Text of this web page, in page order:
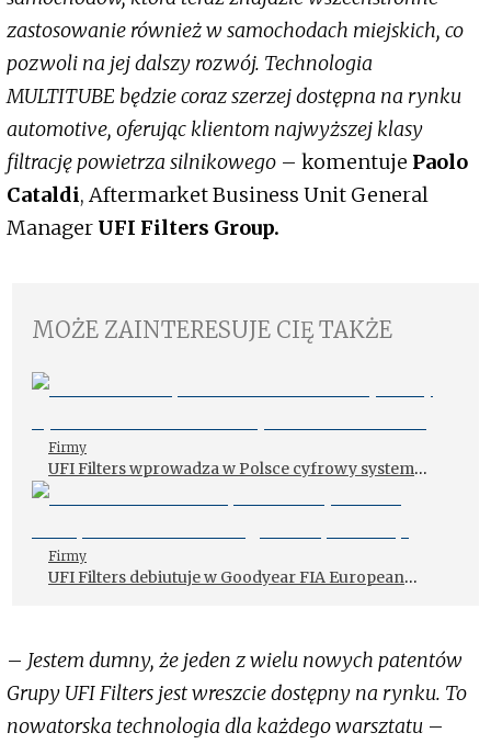
zastosowanie również w samochodach miejskich, co
pozwoli na jej dalszy rozwój. Technologia
MULTITUBE będzie coraz szerzej dostępna na rynku
automotive, oferując klientom najwyższej klasy
filtrację powietrza silnikowego – komentuje Paolo
Cataldi, Aftermarket Business Unit General
Manager UFI Filters Group.
MOŻE ZAINTERESUJE CIĘ TAKŻE
Firmy
UFI Filters wprowadza w Polsce cyfrowy system
zamówień dla rynku aftermarket
Firmy
UFI Filters debiutuje w Goodyear FIA European
– Jestem dumny, że jeden z wielu nowych patentów
Grupy UFI Filters jest wreszcie dostępny na rynku. To
nowatorska technologia dla każdego warsztatu –